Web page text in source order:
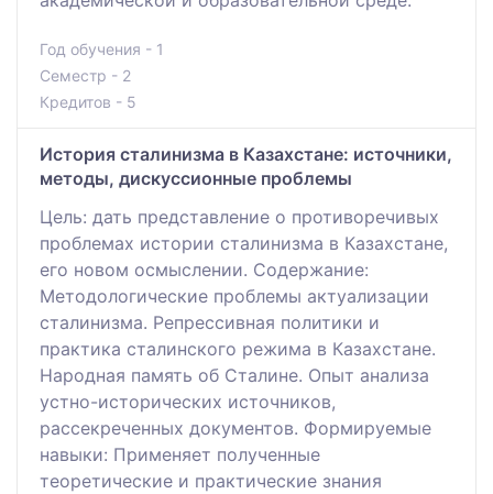
Год обучения - 1
Семестр - 2
Кредитов - 5
История сталинизма в Казахстане: источники,
методы, дискуссионные проблемы
Цель: дать представление о противоречивых
проблемах истории сталинизма в Казахстане,
его новом осмыслении. Cодержание:
Методологические проблемы актуализации
сталинизма. Репрессивная политики и
практика сталинского режима в Казахстане.
Народная память об Сталине. Опыт анализа
устно-исторических источников,
рассекреченных документов. Формируемые
навыки: Применяет полученные
теоретические и практические знания